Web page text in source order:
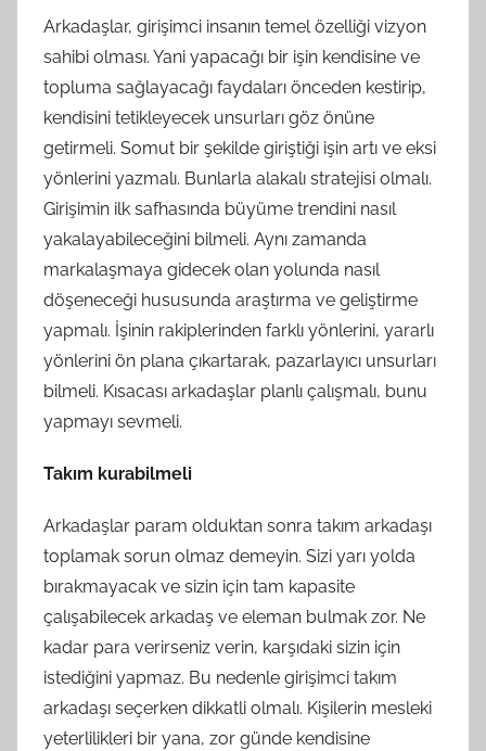
Arkadaşlar, girişimci insanın temel özelliği vizyon
sahibi olması. Yani yapacağı bir işin kendisine ve
topluma sağlayacağı faydaları önceden kestirip,
kendisini tetikleyecek unsurları göz önüne
getirmeli. Somut bir şekilde giriştiği işin artı ve eksi
yönlerini yazmalı. Bunlarla alakalı stratejisi olmalı.
Girişimin ilk safhasında büyüme trendini nasıl
yakalayabileceğini bilmeli. Aynı zamanda
markalaşmaya gidecek olan yolunda nasıl
döşeneceği hususunda araştırma ve geliştirme
yapmalı. İşinin rakiplerinden farklı yönlerini, yararlı
yönlerini ön plana çıkartarak, pazarlayıcı unsurları
bilmeli. Kısacası arkadaşlar planlı çalışmalı, bunu
yapmayı sevmeli.
Takım kurabilmeli
Arkadaşlar param olduktan sonra takım arkadaşı
toplamak sorun olmaz demeyin. Sizi yarı yolda
bırakmayacak ve sizin için tam kapasite
çalışabilecek arkadaş ve eleman bulmak zor. Ne
kadar para verirseniz verin, karşıdaki sizin için
istediğini yapmaz. Bu nedenle girişimci takım
arkadaşı seçerken dikkatli olmalı. Kişilerin mesleki
yeterlilikleri bir yana, zor günde kendisine